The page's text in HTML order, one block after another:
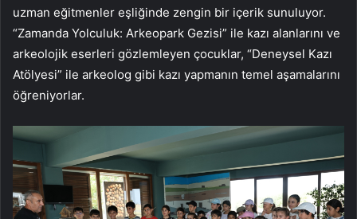
uzman eğitmenler eşliğinde zengin bir içerik sunuluyor.
“Zamanda Yolculuk: Arkeopark Gezisi” ile kazı alanlarını ve
arkeolojik eserleri gözlemleyen çocuklar, “Deneysel Kazı
Atölyesi” ile arkeolog gibi kazı yapmanın temel aşamalarını
öğreniyorlar.